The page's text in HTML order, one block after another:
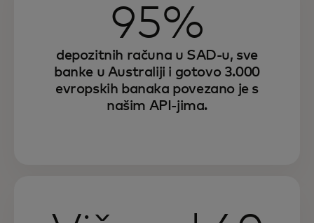
95%
depozitnih računa u SAD-u, sve
banke u Australiji i gotovo 3.000
evropskih banaka povezano je s
našim API-jima.